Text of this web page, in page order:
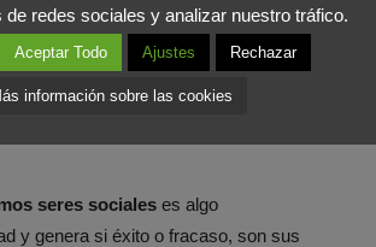
NUESTROS
seres sociales es algo
y genera si éxito o fracaso, son sus
de redes sociales y analizar nuestro tráfico.
Aceptar Todo Ajustes Rechazar
información sobre las cookies